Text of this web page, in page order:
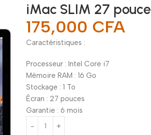
iMac SLIM 27
175,000 CFA
Caractéristiques :
Processeur : Intel Core i7
Mémoire RAM : 16 Go
Stockage : 1 To
Écran : 27 pouces
Garantie : 6 mois